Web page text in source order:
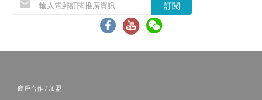
泌尿情況
期。 輪侯報告講解時間會因應不同情況（如個別
化驗項目所需時間或客人指明特定時段）而有所延
(2) 電話講解報告 (自取報告)
訂閱
商戶合作 / 加盟